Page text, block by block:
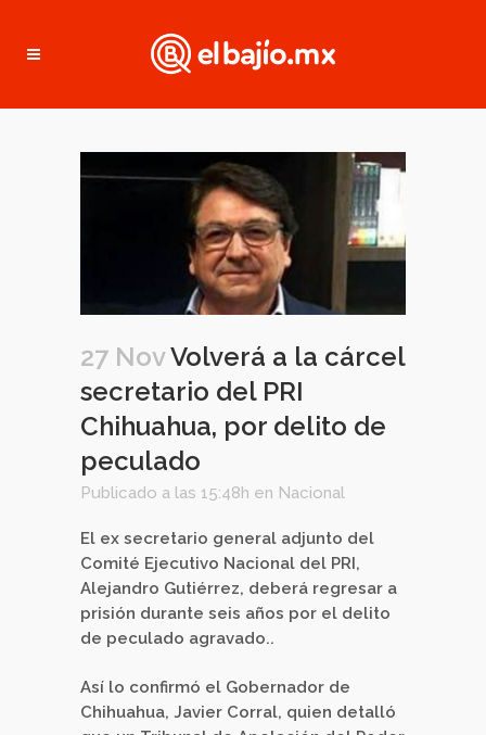
27 NovVolverá a la cárcel
secretario del PRI
Chihuahua, por delito de
peculado
Publicado a las 15:48h en Nacional
El ex secretario general adjunto del
Comité Ejecutivo Nacional del PRI,
Alejandro Gutiérrez, deberá regresar a
prisión durante seis años por el delito
de peculado agravado..
Así lo confirmó el Gobernador de
Chihuahua, Javier Corral, quien detalló